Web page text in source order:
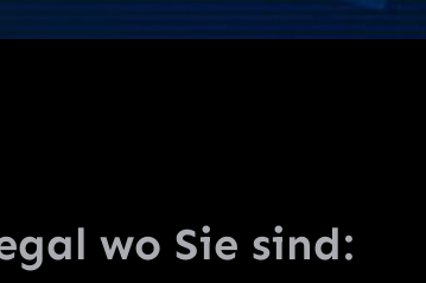
wo Sie sind: